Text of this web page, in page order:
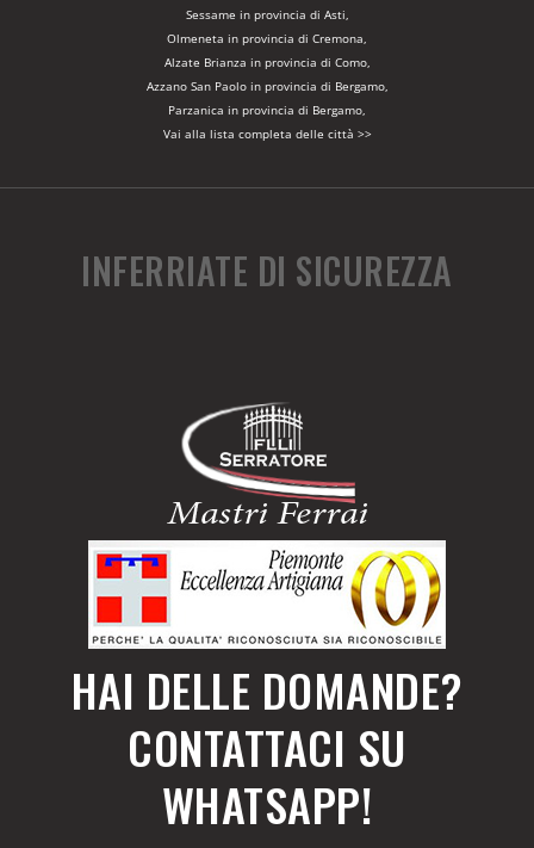
Sessame in provincia di Asti,
Olmeneta in provincia di Cremona,
Alzate Brianza in provincia di Como,
Azzano San Paolo in provincia di Bergamo,
Parzanica in provincia di Bergamo,
Vai alla lista completa delle città >>
INFERRIATE DI SICUREZZA
HAI DELLE DOMANDE?
CONTATTACI SU
WHATSAPP!